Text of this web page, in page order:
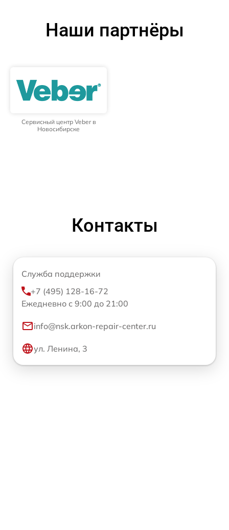
Наши партнёры
Сервисный центр Veber в
Новосибирске
Контакты
Служба поддержки
+7 (495) 128-16-72
Ежедневно с 9:00 до 21:00
info@nsk.arkon-repair-center.ru
ул. Ленина, 3